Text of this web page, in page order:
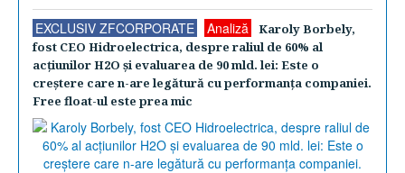
EXCLUSIV ZFCORPORATE Analiză
Karoly Borbely,
fost CEO Hidroelectrica, despre raliul de 60% al
acţiunilor H2O şi evaluarea de 90 mld. lei: Este o
creştere care n-are legătură cu performanţa companiei.
Free float-ul este prea mic